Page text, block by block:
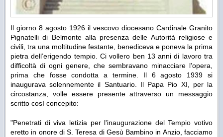
Il giorno 8 agosto 1926 il vescovo diocesano Cardinale Granito
Pignatelli di Belmonte alla presenza delle Autorità religiose e
civili, tra una moltitudine festante, benediceva e poneva la prima
pietra dell’erigendo tempio. Ci vollero ben 13 anni di lavoro tra
difficoltà di ogni genere, che sembravano minacciare l'opera,
prima che fosse condotta a termine. Il 6 agosto 1939 si
inaugurava solennemente il Santuario. Il Papa Pio XI, per la
circostanza, volle essere presente attraverso un messaggio
scritto così concepito:
"Penetrati di viva letizia per l'inaugurazione del Tempio votivo
eretto in onore di S. Teresa di Gesù Bambino in Anzio, facciamo